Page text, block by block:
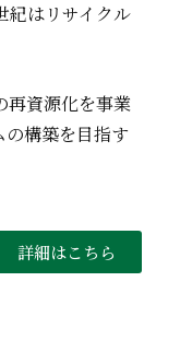
紀はリサイクル
再資源化を事業
の構築を目指す
詳細はこちら